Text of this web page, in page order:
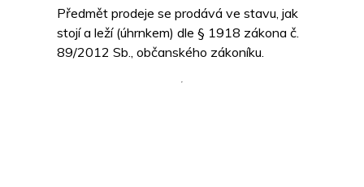
Předmět prodeje se prodává ve stavu, jak
stojí a leží (úhrnkem) dle § 1918 zákona č.
89/2012 Sb., občanského zákoníku.